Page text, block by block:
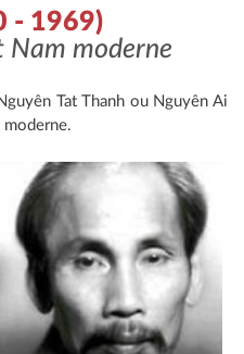
- 1969)
Nam moderne
Tat Thanh ou Nguyên Ai